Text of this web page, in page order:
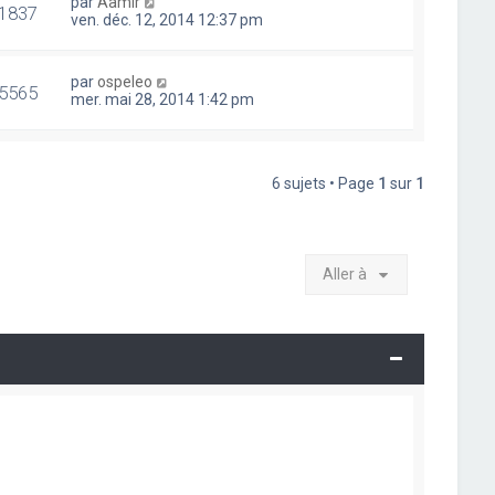
ven. déc. 12, 2014 12:37 pm
parospeleo
mer. mai 28, 2014 1:42 pm
6 sujets • Page 1 sur 1
Aller à